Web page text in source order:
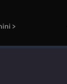
>